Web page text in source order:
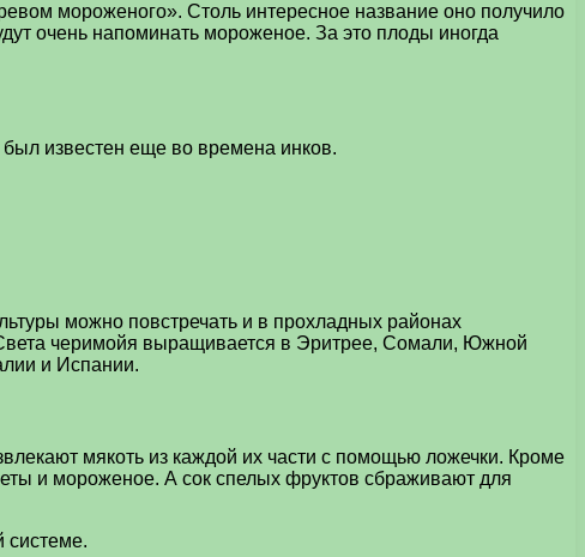
мороженого». Столь интересное название оно получило
очень напоминать мороженое. За это плоды иногда
известен еще во времена инков.
можно повстречать и в прохладных районах
черимойя выращивается в Эритрее, Сомали, Южной
и Испании.
мякоть из каждой их части с помощью ложечки. Кроме
и мороженое. А сок спелых фруктов сбраживают для
системе.